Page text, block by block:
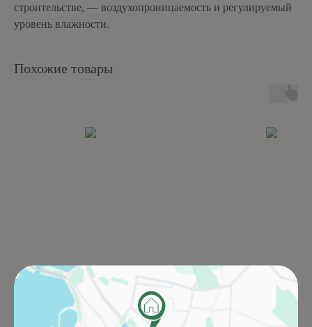
строительстве, — воздухопроницаемость и регулируемый
уровень влажности.
Похожие товары
Кирпич ручной
формовки Монс-Роял